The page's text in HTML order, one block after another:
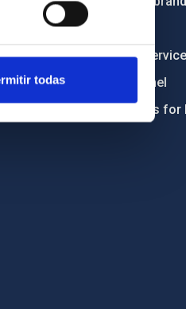
todas
RSS
Electronic
Ethics channel
Condolences